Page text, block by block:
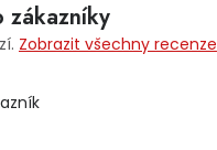
zákazníky
Zobrazit všechny recenze